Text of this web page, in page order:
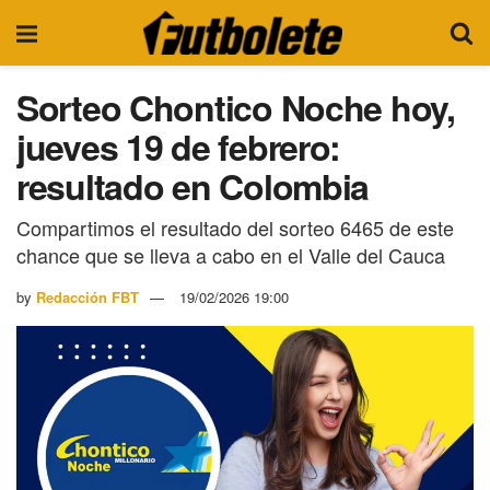
Sorteo Chontico Noche hoy,
jueves 19 de febrero:
resultado en Colombia
Compartimos el resultado del sorteo 6465 de este
chance que se lleva a cabo en el Valle del Cauca
by Redacción FBT 19/02/2026 19:00